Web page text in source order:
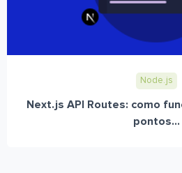
Node.js
Next.js API Routes: como
pontos...